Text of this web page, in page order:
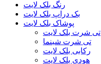
رنگ بلک لایت
بک دراپ بلک لایت
پوشاک بلک لایت
تی شرت بلک لایت
تی شرت شبنما
رکابی بلک لایت
هودی بلک لایت